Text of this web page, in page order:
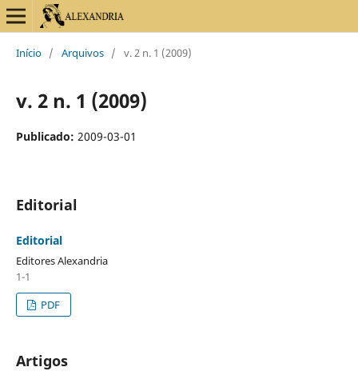
Início / Arquivos / v. 2 n. 1 (2009)
v. 2 n. 1 (2009)
Publicado: 2009-03-01
Editorial
Editorial
Editores Alexandria
1-1
PDF
Artigos